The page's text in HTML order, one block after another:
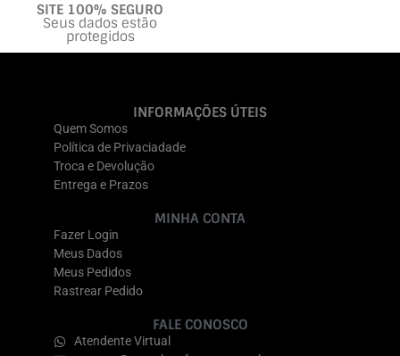
SITE 100% SEGURO
Seus dados estão
protegidos
INFORMAÇÕES ÚTEIS
Quem Somos
Política de Privaciadade
Troca e Devolução
Entrega e Prazos
MINHA CONTA
Fazer Login
Meus Dados
Meus Pedidos
Rastrear Pedido
FALE CONOSCO
Atendente Virtual